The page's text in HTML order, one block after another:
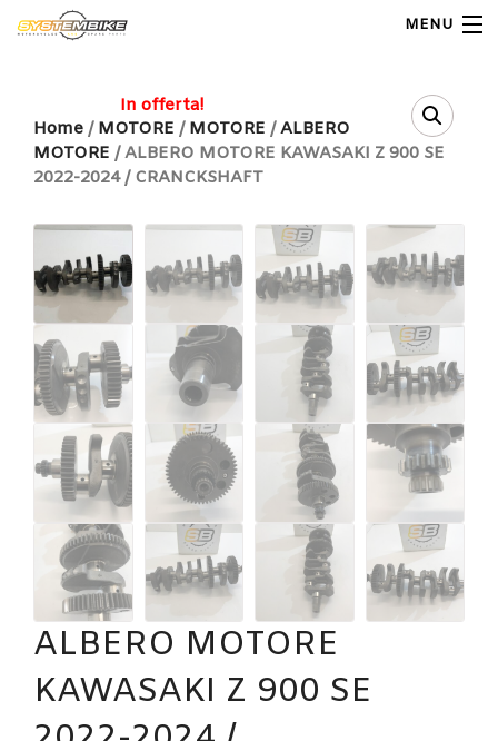
MENU
Home
Shop Ricambi
Note Generali
Carrello
Contatti
Home / MOTORE / MOTORE /ALBERO
MOTORE / ALBERO MOTORE KAWASAKI Z 900 SE
2022-2024 / CRANCKSHAFT
In offerta!
ALBERO MOTORE
KAWASAKI Z 900 SE